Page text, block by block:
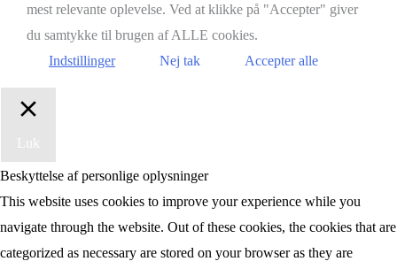
mest relevante oplevelse. Ved at klikke på "Accepter" giver
du samtykke til brugen af ALLE cookies.
Indstillinger
Nej tak Accepter alle
Luk
Beskyttelse af personlige oplysninger
This website uses cookies to improve your experience while you
navigate through the website. Out of these cookies, the cookies that are
categorized as necessary are stored on your browser as they are